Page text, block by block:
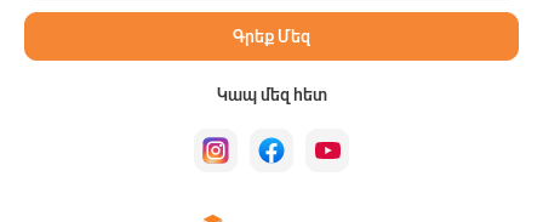
Գրեք Մեզ
Կապ մեզ հետ